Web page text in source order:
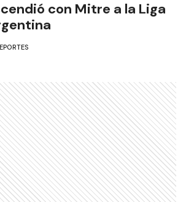
con Mitre a la Liga